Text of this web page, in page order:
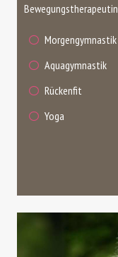
Bewegungstherapeutin
Morgengymnastik
Aquagymnastik
Rückenfit
Yoga